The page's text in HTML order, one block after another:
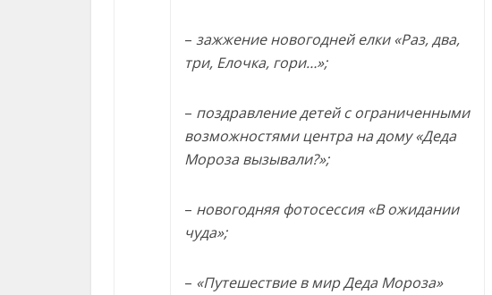
– зажжение новогодней елки «Раз, два,
три, Елочка, гори…»;
– поздравление детей с ограниченными
возможностями центра на дому «Деда
Мороза вызывали?»;
– новогодняя фотосессия «В ожидании
чуда»;
– «Путешествие в мир Деда Мороза»